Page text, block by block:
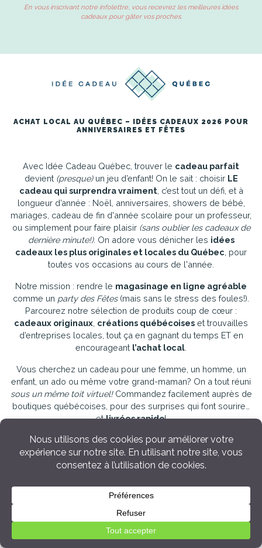
En vous inscrivant notre infolettre, vous recevrez les meilleures idées
cadeaux pour gâter vos proches.
ACHAT LOCAL AU QUÉBEC – IDÉES CADEAUX 2026 POUR
ANNIVERSAIRES ET FÊTES
Avec Idée Cadeau Québec, trouver le cadeau parfait
devient (presque)un jeu d’enfant! On le sait : choisir LE
cadeau qui surprendra vraiment, c’est tout un défi, et à
longueur d’année : Noël, anniversaires, showers de bébé,
mariages, cadeau de fin d'année scolaire pour un professeur,
ou simplement pour faire plaisir (sans oublier les cadeaux de
dernière minute!). On adore vous dénicher les idées
cadeaux les plus originales et locales du Québec, pour
toutes vos occasions au cours de l'année.
Notre mission : rendre le magasinage en ligne agréable
comme un party des Fêtes(mais sans le stress des foules!).
Parcourez notre sélection de produits coup de cœur :
cadeaux originaux, créations québécoises et trouvailles
d’entreprises locales, tout ça en gagnant du temps ET en
encourageant l’achat local.
Vous cherchez un cadeau pour une femme, un homme, un
enfant, un ado ou même votre grand-maman? On a tout réuni
sous un même toit virtuel!Commandez facilement auprès de
boutiques québécoises, pour des surprises qui font sourire…
etlivrées rapido!
Toujours en panne d’idées, besoin d'inspiration? Ne vous
inquiétez pas, c’est notre spécialité! Découvrez quelques-uns
de nos guides et sélections juste ici :
👶Cadeaux de Shower & Naissance de bébé
Cadeau de mariage & nouveaux mariés
20 cadeaux pour une meilleure amie
🤰Cadeaux pour une nouvelle maman
20 idées pour une grand-maman